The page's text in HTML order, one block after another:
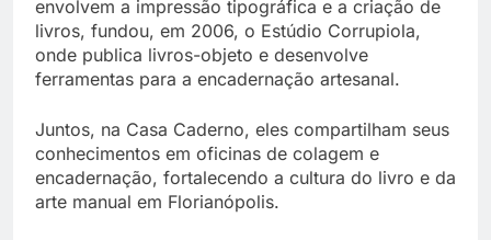
envolvem a impressão tipográfica e a criação de
livros, fundou, em 2006, o Estúdio Corrupiola,
onde publica livros-objeto e desenvolve
ferramentas para a encadernação artesanal.
Juntos, na Casa Caderno, eles compartilham seus
conhecimentos em oficinas de colagem e
encadernação, fortalecendo a cultura do livro e da
arte manual em Florianópolis.